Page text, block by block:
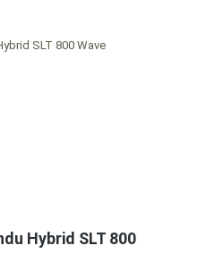
Hybrid SLT 800